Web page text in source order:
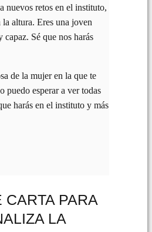
nuevos retos en el instituto,
la altura. Eres una joven
Sé que nos harás
de la mujer en la que te
puedo esperar a ver todas
harás en el instituto y más
CARTA PARA
LA